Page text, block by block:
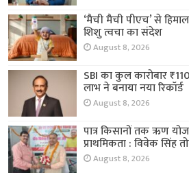
‘मैची मैची पीएच’ से
शिशु त्वचा का संदेश
August 8, 2026
SBI का कुल कारोबार
लाभ ने बनाया नया रिकॉर्ड
August 8, 2026
पात्र किसानों तक ऋण
प्राथमिकता : विवेक सिंह
August 8, 2026